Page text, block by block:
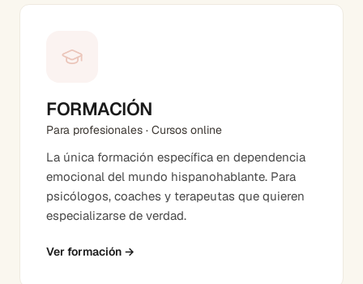
FORMACIÓN
Para profesionales · Cursos online
La única formación específica en dependencia
emocional del mundo hispanohablante. Para
psicólogos, coaches y terapeutas que quieren
especializarse de verdad.
Ver formación →